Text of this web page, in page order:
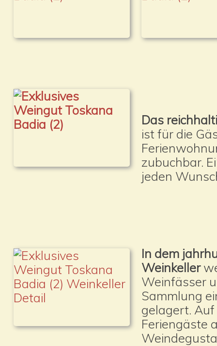
Das
ist für die
zubuchbar.
jeden
In dem
Weinkeller
Weinfässer
Sammlung
gelagert.
Feriengäste